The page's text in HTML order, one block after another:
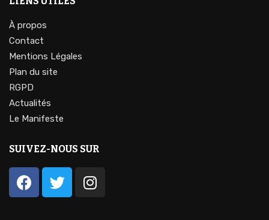
À propos
Contact
Mentions Légales
Plan du site
RGPD
Actualités
Le Manifeste
SUIVEZ-NOUS SUR